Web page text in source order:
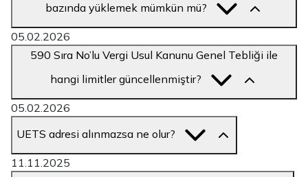
bazında yüklemek mümkün mü?
05.02.2026
590 Sıra No’lu Vergi Usul Kanunu Genel Tebliği ile
hangi limitler güncellenmiştir?
05.02.2026
UETS adresi alınmazsa ne olur?
11.11.2025